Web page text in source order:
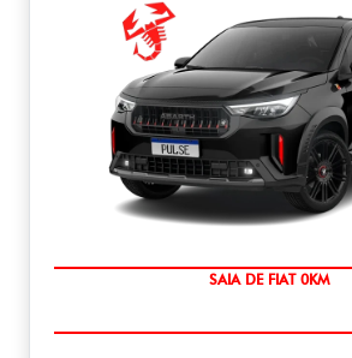
OPORTUNIDADE